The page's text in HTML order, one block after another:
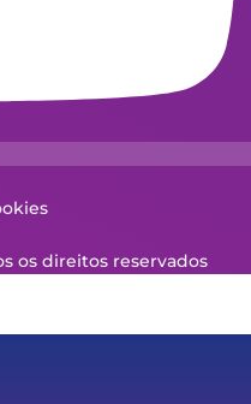
os direitos reservados